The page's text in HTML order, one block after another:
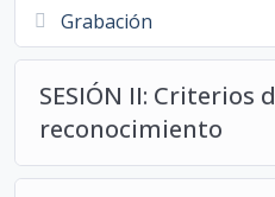
Grabación
SESIÓN II: Criterios
reconocimiento